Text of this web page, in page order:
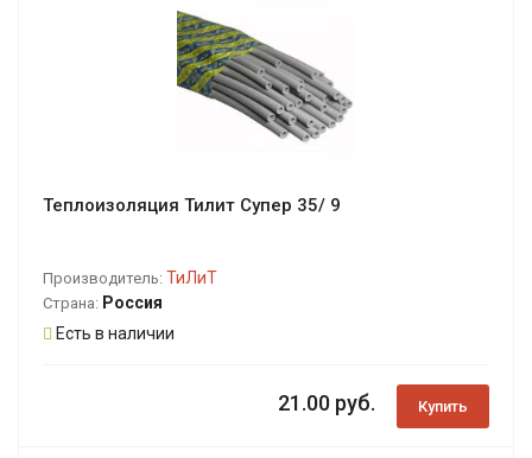
Теплоизоляция Тилит Супер 35/ 9
Производитель: ТиЛиТ
Страна: Россия
Есть в наличии
21.00 руб. Купить